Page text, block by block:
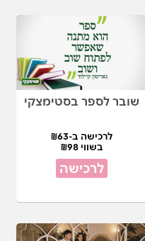
שובר לספר בסטימצקי
לרכישה ב-₪63
בשווי ₪98
לרכישה